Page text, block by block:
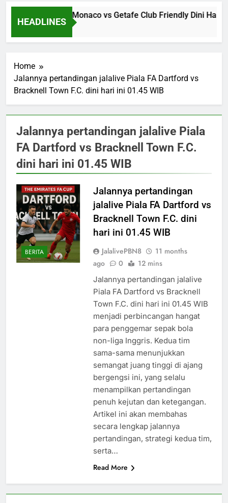
HEADLINES
Streaming Monaco vs Getafe Club Friendly Dini Hari
Hours Ago
Home
Jalannya pertandingan jalalive Piala FA Dartford vs
Bracknell Town F.C. dini hari ini 01.45 WIB
Jalannya pertandingan jalalive Piala
FA Dartford vs Bracknell Town F.C.
dini hari ini 01.45 WIB
BERITA
Jalannya pertandingan
jalalive Piala FA Dartford vs
Bracknell Town F.C. dini
hari ini 01.45 WIB
JalalivePBN8
11 months
ago
0 12 mins
Jalannya pertandingan jalalive
Piala FA Dartford vs Bracknell
Town F.C. dini hari ini 01.45 WIB
menjadi perbincangan hangat
para penggemar sepak bola
non-liga Inggris. Kedua tim
sama-sama menunjukkan
semangat juang tinggi di ajang
bergengsi ini, yang selalu
menampilkan pertandingan
penuh kejutan dan ketegangan.
Artikel ini akan membahas
secara lengkap jalannya
pertandingan, strategi kedua tim,
serta…
Read More